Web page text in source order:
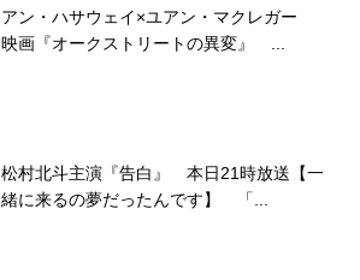
アン・ハサウェイ×ユアン・マクレガー
映画『オークストリートの異変』 ...
松村北斗主演『告白』 本日21時放送【一
緒に来るの夢だったんです】 「...